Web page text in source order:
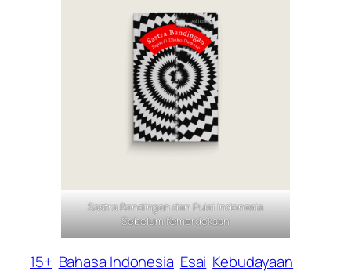
Sastra Bandingan dan Puisi Indonesia
Sebelum Kemerdekaan
15+ Bahasa Indonesia Esai Kebudayaan